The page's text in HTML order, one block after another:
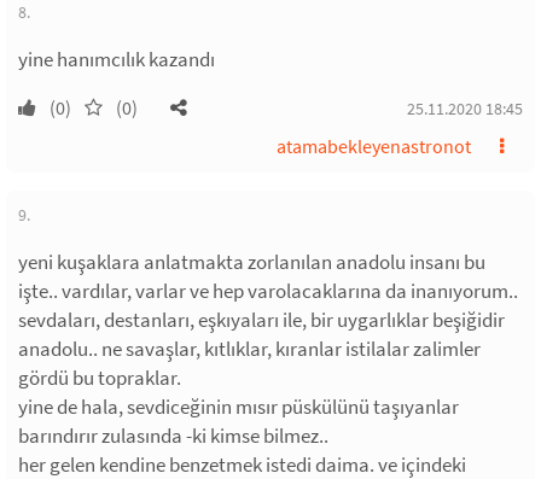
8.
yine hanımcılık kazandı
(0) (0) 25.11.2020 18:45
atamabekleyenastronot
9.
yeni kuşaklara anlatmakta zorlanılan anadolu insanı bu
işte.. vardılar, varlar ve hep varolacaklarına da inanıyorum..
sevdaları, destanları, eşkıyaları ile, bir uygarlıklar beşiğidir
anadolu.. ne savaşlar, kıtlıklar, kıranlar istilalar zalimler
gördü bu topraklar.
yine de hala, sevdiceğinin mısır püskülünü taşıyanlar
barındırır zulasında -ki kimse bilmez..
her gelen kendine benzetmek istedi daima. ve içindeki